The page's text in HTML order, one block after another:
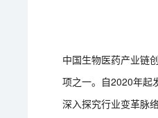
中国生物医药产业链
项之一。自2020年起
深入探究行业变革脉